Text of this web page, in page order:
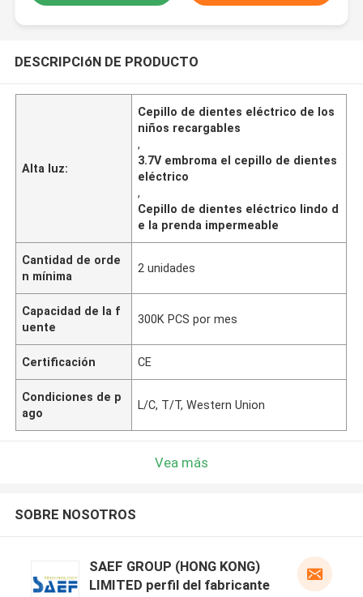
DESCRIPCIóN DE PRODUCTO
Alta luz:
Cepillo de dientes eléctrico de los
niños recargables
,
3.7V embroma el cepillo de dientes
eléctrico
,
Cepillo de dientes eléctrico lindo d
e la prenda impermeable
Cantidad de orde
n mínima
2 unidades
Capacidad de la f
uente
300K PCS por mes
Certificación CE
Condiciones de p
ago
L/C, T/T, Western Union
Vea más
SOBRE NOSOTROS
SAEF GROUP (HONG KONG)
LIMITED perfil del fabricante